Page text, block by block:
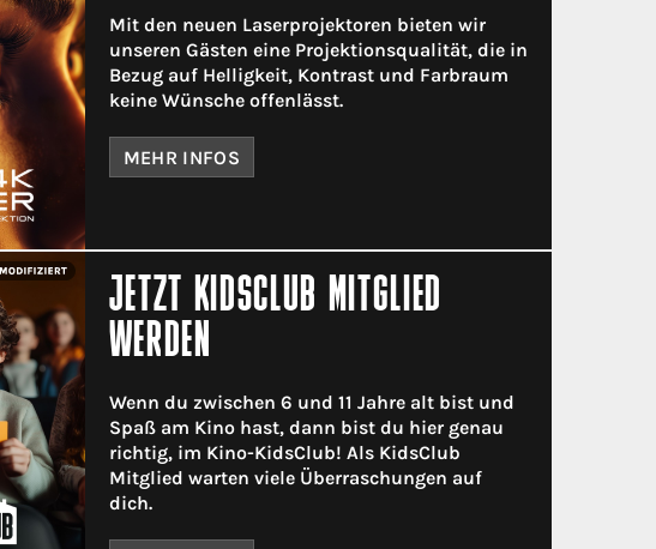
Mit den neuen Laserprojektoren bieten wir
unseren Gästen eine Projektionsqualität, die in
Bezug auf Helligkeit, Kontrast und Farbraum
keine Wünsche offenlässt.
MEHR INFOS
JETZT KIDSCLUB MITGLIED
WERDEN
Wenn du zwischen 6 und 11 Jahre alt bist und
Spaß am Kino hast, dann bist du hier genau
richtig, im Kino-KidsClub! Als KidsClub
Mitglied warten viele Überraschungen auf
dich.